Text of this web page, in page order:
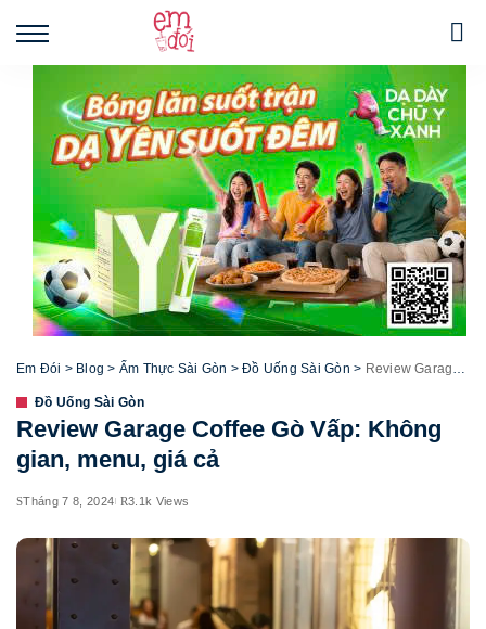
Em Đói > Blog > Ẩm Thực Sài Gòn >Đồ Uống Sài Gòn > Review Garage Coffee Gò Vấp: Không gian, menu, giá cả
Đồ Uống Sài Gòn
Review Garage Coffee Gò Vấp: Không
gian, menu, giá cả
Tháng 7 8, 2024 3.1k Views